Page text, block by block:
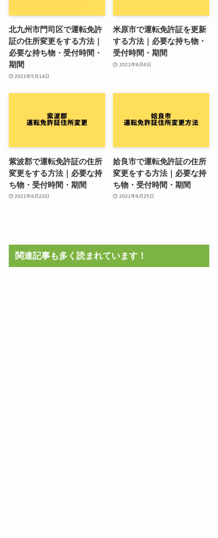
北九州市門司区で運転免許
証の住所変更をする方法｜
必要な持ち物・受付時間・
期間
2021年5月14日
米原市で運転免許証を更新
する方法｜必要な持ち物・
受付時間・期間
2021年9月6日
紫波郡で運転免許証の住所
変更をする方法｜必要な持
ち物・受付時間・期間
2021年6月23日
姶良市で運転免許証の住所
変更をする方法｜必要な持
ち物・受付時間・期間
2021年9月25日
関連記事も多く読まれています！